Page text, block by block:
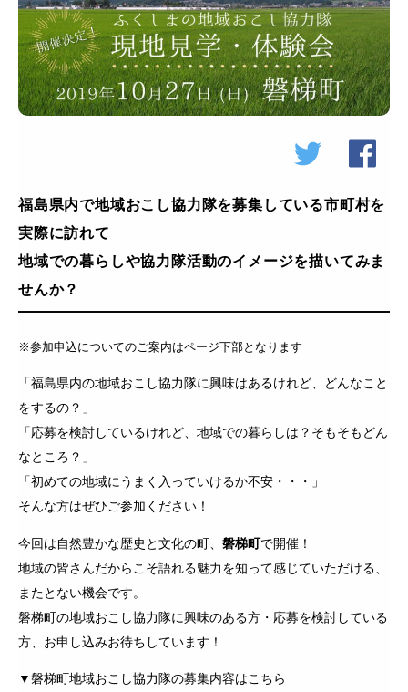
福島県内で地域おこし協力隊を募集している市町村を
実際に訪れて
地域での暮らしや協力隊活動のイメージを描いてみま
せんか？
※参加申込についてのご案内はページ下部となります
「福島県内の地域おこし協力隊に興味はあるけれど、どんなこと
をするの？」
「応募を検討しているけれど、地域での暮らしは？そもそもどん
なところ？」
「初めての地域にうまく入っていけるか不安・・・」
そんな方はぜひご参加ください！
今回は自然豊かな歴史と文化の町、 磐梯町 で開催！
地域の皆さんだからこそ語れる魅力を知って感じていただける、
またとない機会です。
磐梯町の地域おこし協力隊に興味のある方・応募を検討している
方、お申し込みお待ちしています！
▼磐梯町地域おこし協力隊の募集内容はこちら